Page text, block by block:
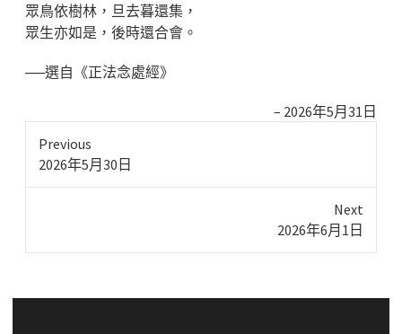
眾鳥依樹林，旦去暮還集，
眾生亦如是，後時還合會。
──選自《正法念處經》
2026年5月31日
Previous
Previous
2026年5月30日
Next
2026年6月1日